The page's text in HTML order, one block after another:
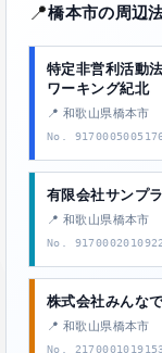
📍橋本市の周辺
特定非営利活動
ワーキング紀北
📍 和歌山県橋本市
No.
有限会社サンプ
📍 和歌山県橋本市
No. 9170002010922
株式会社みんな
📍 和歌山県橋本市
No. 2170001019153